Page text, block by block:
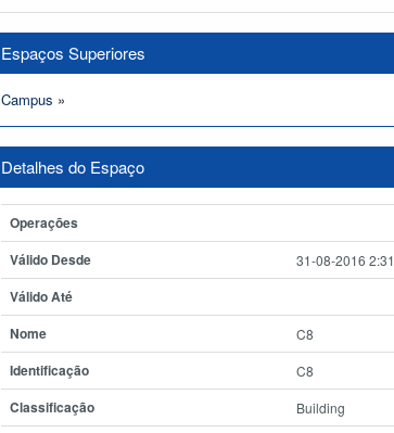
Espaços Superiores
Campus »
Detalhes do Espaço
Operações
Válido Desde
31-08-2016 2:31
Válido Até
Nome
C8
Identificação C8
Classificação Building